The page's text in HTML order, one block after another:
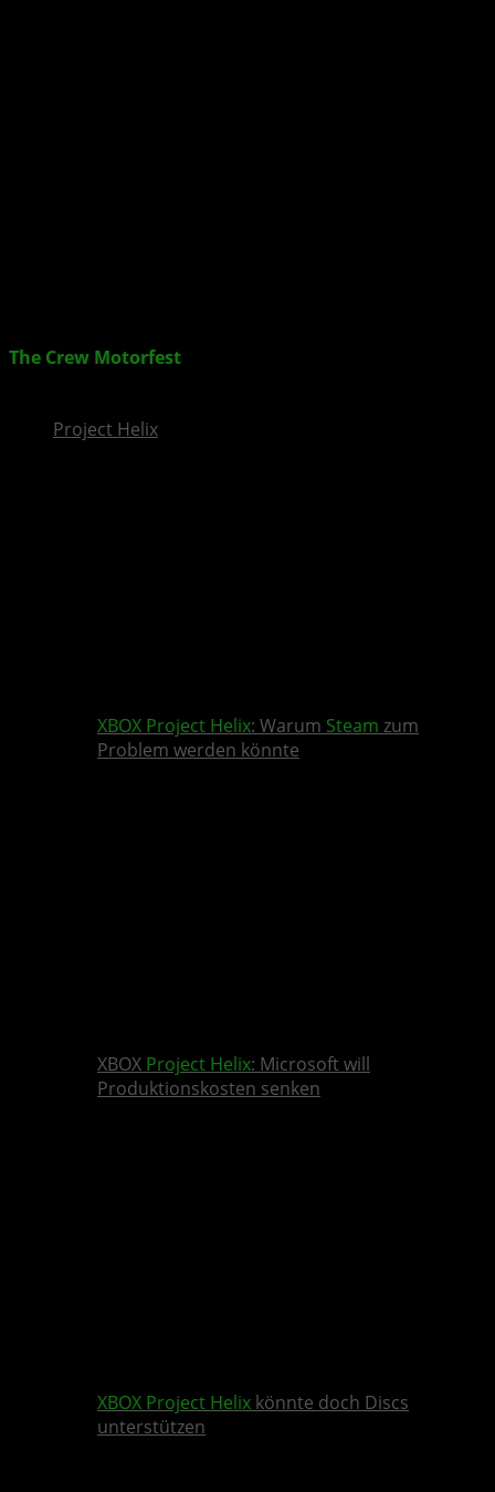
The Crew Motorfest
Project Helix
XBOX Project Helix: Warum Steam zum
Problem werden könnte
XBOX Project Helix: Microsoft will
Produktionskosten senken
XBOX Project Helix könnte doch Discs
unterstützen